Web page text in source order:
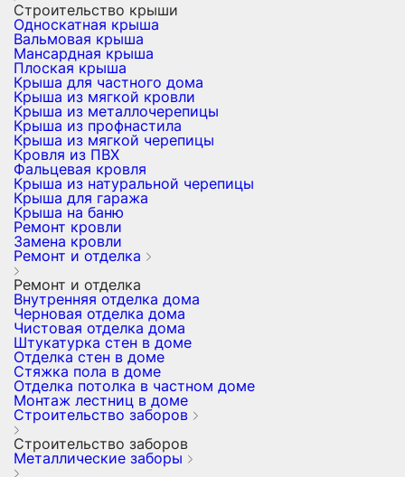
Строительство крыши
Односкатная крыша
Вальмовая крыша
Мансардная крыша
Плоская крыша
Крыша для частного дома
Крыша из мягкой кровли
Крыша из металлочерепицы
Крыша из профнастила
Крыша из мягкой черепицы
Кровля из ПВХ
Фальцевая кровля
Крыша из натуральной черепицы
Крыша для гаража
Крыша на баню
Ремонт кровли
Замена кровли
Ремонт и отделка
Ремонт и отделка
Внутренняя отделка дома
Черновая отделка дома
Чистовая отделка дома
Штукатурка стен в доме
Отделка стен в доме
Стяжка пола в доме
Отделка потолка в частном доме
Монтаж лестниц в доме
Строительство заборов
Строительство заборов
Металлические заборы